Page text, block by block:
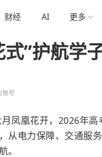
财经 AI 更多
”护航学
账号
凰花开，2026年高
从电力保障、交通服
。